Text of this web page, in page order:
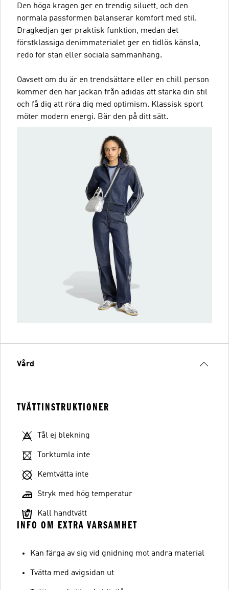
Den höga kragen ger en trendig siluett, och den
normala passformen balanserar komfort med stil.
Dragkedjan ger praktisk funktion, medan det
förstklassiga denimmaterialet ger en tidlös känsla,
redo för stan eller sociala sammanhang.
Oavsett om du är en trendsättare eller en chill person
kommer den här jackan från adidas att stärka din stil
och få dig att röra dig med optimism. Klassisk sport
möter modern energi. Bär den på ditt sätt.
Vård
TVÄTTINSTRUKTIONER
Tål ej blekning
Torktumla inte
Kemtvätta inte
Stryk med hög temperatur
Kall handtvätt
INFO OM EXTRA VARSAMHET
Kan färga av sig vid gnidning mot andra material
Tvätta med avigsidan ut